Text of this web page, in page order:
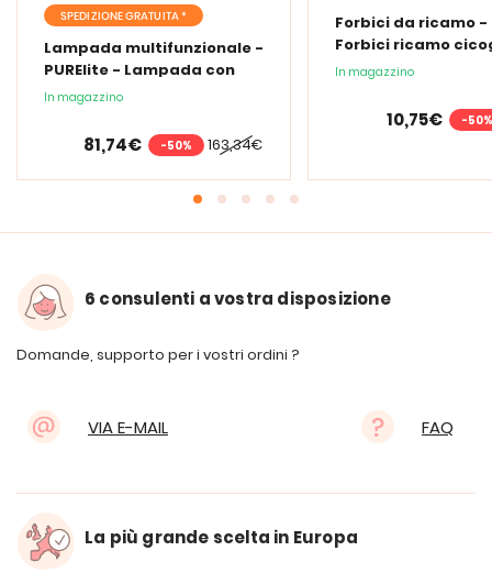
SPEDIZIONE GRATUITA *
Lampada multifunzionale -
PURElite - Lampada con
lente d'ingrandimento
In magazzino
163,34€
81,74€ -50%
Forbici da ricamo -
Forbici ricamo
In magazzino
10,75€ -50%
6 consulenti a vostra disposizione
Domande, supporto per i vostri ordini ?
VIA E-MAIL FAQ
La più grande scelta in Europa